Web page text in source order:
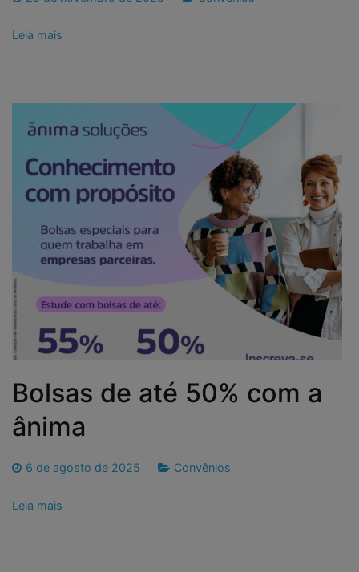
Leia mais
Bolsas de até 50% com a
ânima
6 de agosto de 2025 Convênios
Leia mais